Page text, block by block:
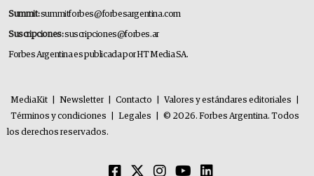
Summit:summitforbes@forbesargentina.com
Suscripciones:suscripciones@forbes.ar
Forbes Argentina es publicada por HT Media SA.
MediaKit Newsletter Contacto Valores y estándares editoriales
Términos y condiciones
Legales
© 2026. Forbes Argentina. Todos
los derechos reservados.